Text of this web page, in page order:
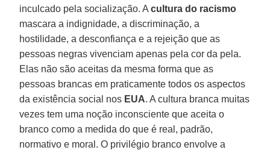
inculcado pela socialização. Acultura do racismo
mascara a indignidade, a discriminação, a
hostilidade, a desconfiança e a rejeição que as
pessoas negras vivenciam apenas pela cor da pela.
Elas não são aceitas da mesma forma que as
pessoas brancas em praticamente todos os aspectos
da existência social nos EUA. A cultura branca muitas
vezes tem uma noção inconsciente que aceita o
branco como a medida do que é real, padrão,
normativo e moral. O privilégio branco envolve a